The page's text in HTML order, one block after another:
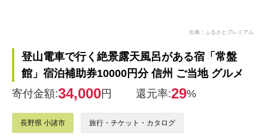
出典：ふるさとプレミアム
登山電車で行く絶景露天風呂がある宿「常盤
館」宿泊補助券10000円分 信州 ご当地 グルメ
寄付金額:34,000円 還元率:29%
長野県 小諸市 旅行・チケット・カタログ